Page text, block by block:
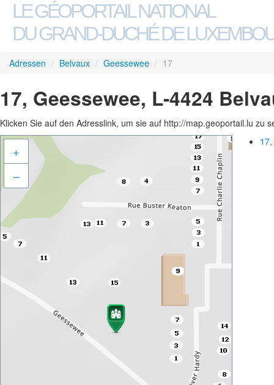
LE GÉOPORTAIL NATIONAL
DU GRAND-DUCHÉ DE
Adressen / Belvaux / Geessewee / 17
17, Geessewee, L-4424
Klicken Sie auf den Adresslink, um sie auf http://map.geoportail.lu zu
+
–